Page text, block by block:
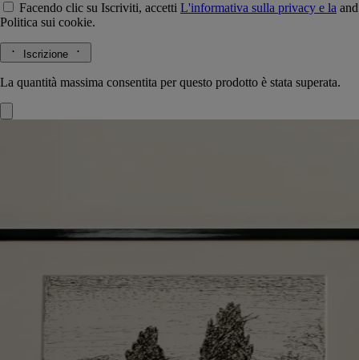
Facendo clic su Iscriviti, accetti L'informativa sulla privacy e la and
Politica sui cookie.
Iscrizione
La quantità massima consentita per questo prodotto è stata superata.